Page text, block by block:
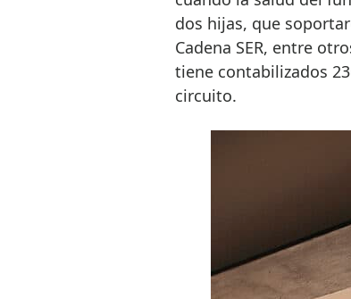
dos hijas, que
Cadena SER, entre
tiene contabilizados
circuito.